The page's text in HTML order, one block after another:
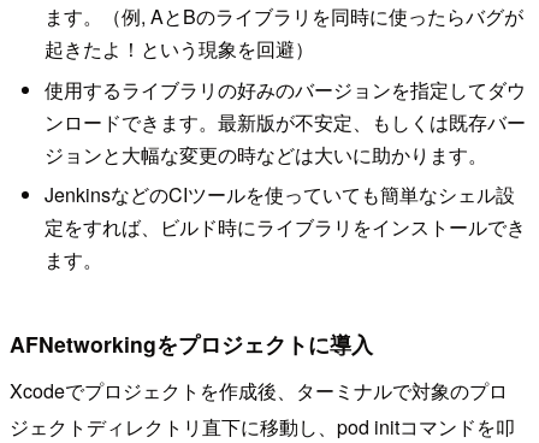
ます。（例, AとBのライブラリを同時に使ったらバグが
起きたよ！という現象を回避）
使用するライブラリの好みのバージョンを指定してダウ
ンロードできます。最新版が不安定、もしくは既存バー
ジョンと大幅な変更の時などは大いに助かります。
JenkinsなどのCIツールを使っていても簡単なシェル設
定をすれば、ビルド時にライブラリをインストールでき
ます。
AFNetworkingをプロジェクトに導入
Xcodeでプロジェクトを作成後、ターミナルで対象のプロ
ジェクトディレクトリ直下に移動し、pod initコマンドを叩